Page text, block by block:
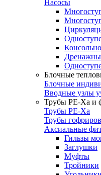
Насосы
Блочные
Блочные
Вводные узлы
Трубы РЕ-Ха и
Трубы РЕ-Ха
Трубы
Аксиальные
Гильзы
Заглушки
Муфты
Тройники